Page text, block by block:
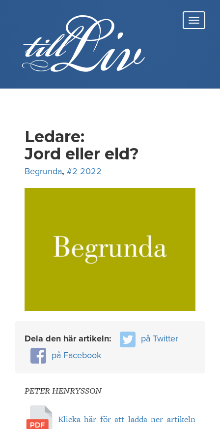
Ledare:
Jord eller eld?
Begrunda, #2 2022
Dela den här artikeln:
på Twitter
på Facebook
PETER HENRYSSON
Klicka här för att ladda ner artikeln